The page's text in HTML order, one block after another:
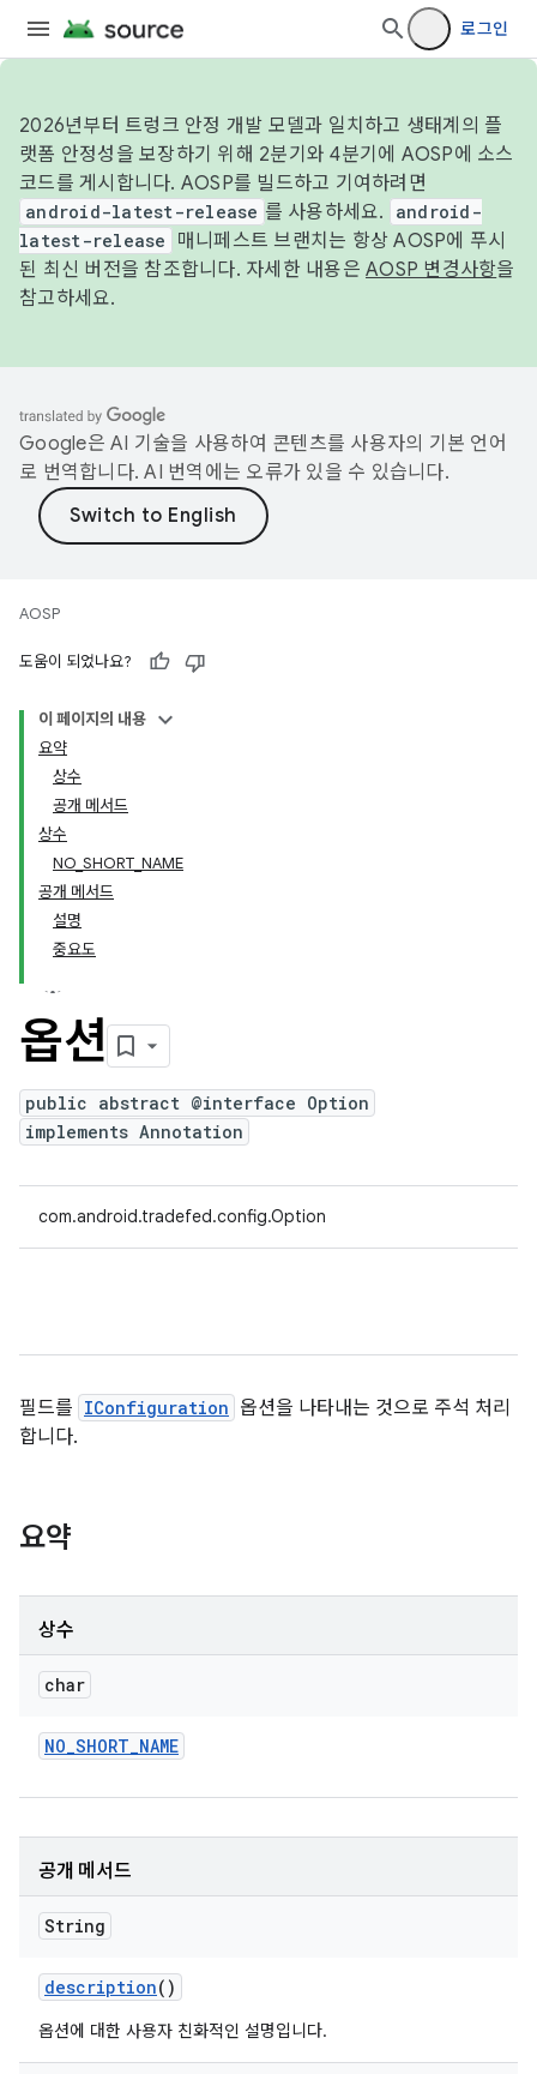
로그인
2026년부터 트렁크 안정 개발 모델과 일치하고 생태계의 플
랫폼 안정성을 보장하기 위해 2분기와 4분기에 AOSP에 소스
코드를 게시합니다. AOSP를 빌드하고 기여하려면
android-latest-release 를 사용하세요.
android-
latest-release
매니페스트 브랜치는 항상 AOSP에 푸시
된 최신 버전을 참조합니다. 자세한 내용은 AOSP 변경사항을
참고하세요.
Google은 AI 기술을 사용하여 콘텐츠를 사용자의 기본 언어
로 번역합니다. AI 번역에는 오류가 있을 수 있습니다.
AOSP
도움이 되었나요?
이 페이지의 내용
요약
상수
공개 메서드
상수
NO_SHORT_NAME
공개 메서드
설명
중요도
옵션
public abstract @interface Option
implements Annotation
com.android.tradefed.config.Option
필드를 IConfiguration 옵션을 나타내는 것으로 주석 처리
합니다.
요약
상수
char
NO_SHORT_NAME
공개 메서드
String
description()
옵션에 대한 사용자 친화적인 설명입니다.